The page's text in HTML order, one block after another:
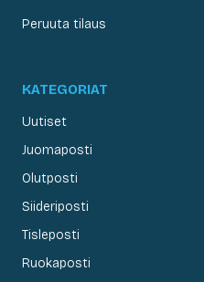
Peruuta tilaus
KATEGORIAT
Uutiset
Juomaposti
Olutposti
Siideriposti
Tisleposti
Ruokaposti